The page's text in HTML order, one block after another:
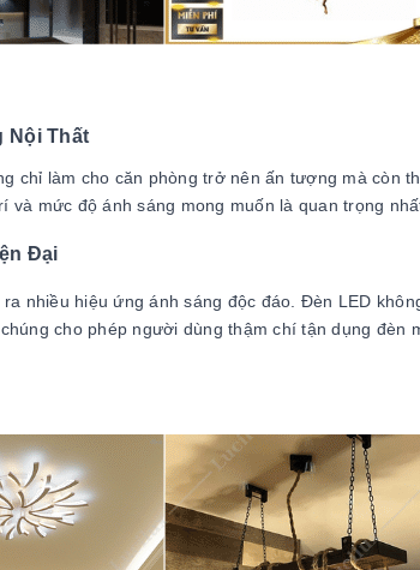
Nội Thất
chỉ làm cho căn phòng trở nên ấn tượng mà còn
mức độ ánh sáng mong muốn là quan trọng
Đại
nhiều hiệu ứng ánh sáng độc đáo. Đèn LED
cho phép người dùng thậm chí tận dụng đèn